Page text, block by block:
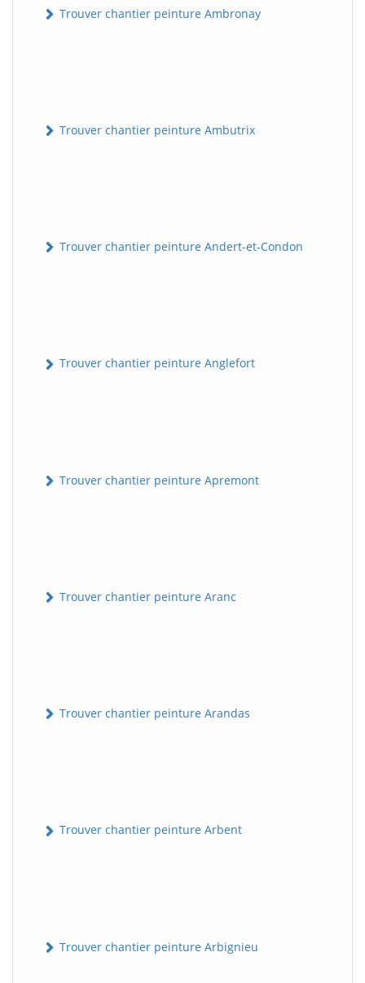
Trouver chantier peinture Ambronay
Trouver chantier peinture Ambutrix
Trouver chantier peinture Andert-et-Condon
Trouver chantier peinture Anglefort
Trouver chantier peinture Apremont
Trouver chantier peinture Aranc
Trouver chantier peinture Arandas
Trouver chantier peinture Arbent
Trouver chantier peinture Arbignieu